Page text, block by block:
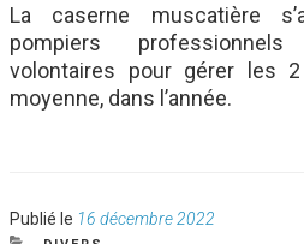
La caserne muscatière
pompiers
volontaires pour gérer les
moyenne, dans l’année.
Publié le Publié
16 décembre 2022